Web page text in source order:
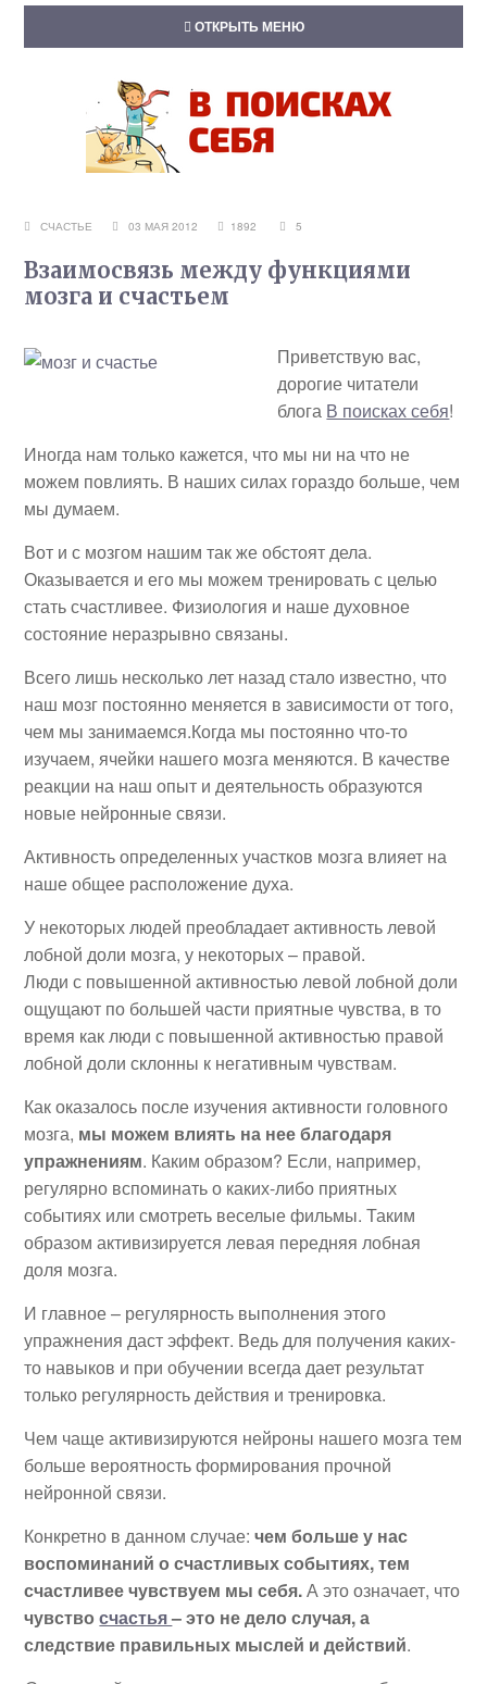
ОТКРЫТЬ МЕНЮ
СЧАСТЬЕ 03 МАЯ 2012 1892 5
Взаимосвязь между функциями
мозга и счастьем
Приветствую вас,
дорогие читатели
блога В поисках себя!
Иногда нам только кажется, что мы ни на что не
можем повлиять. В наших силах гораздо больше, чем
мы думаем.
Вот и с мозгом нашим так же обстоят дела.
Оказывается и его мы можем тренировать с целью
стать счастливее. Физиология и наше духовное
состояние неразрывно связаны.
Всего лишь несколько лет назад стало известно, что
наш мозг постоянно меняется в зависимости от того,
чем мы занимаемся.Когда мы постоянно что-то
изучаем, ячейки нашего мозга меняются. В качестве
реакции на наш опыт и деятельность образуются
новые нейронные связи.
Активность определенных участков мозга влияет на
наше общее расположение духа.
У некоторых людей преобладает активность левой
лобной доли мозга, у некоторых – правой.
Люди с повышенной активностью левой лобной доли
ощущают по большей части приятные чувства, в то
время как люди с повышенной активностью правой
лобной доли склонны к негативным чувствам.
Как оказалось после изучения активности головного
мозга, мы можем влиять на нее благодаря
упражнениям. Каким образом? Если, например,
регулярно вспоминать о каких-либо приятных
событиях или смотреть веселые фильмы. Таким
образом активизируется левая передняя лобная
доля мозга.
И главное – регулярность выполнения этого
упражнения даст эффект. Ведь для получения каких-
то навыков и при обучении всегда дает результат
только регулярность действия и тренировка.
Чем чаще активизируются нейроны нашего мозга тем
больше вероятность формирования прочной
нейронной связи.
Конкретно в данном случае:чем больше у нас
воспоминаний о счастливых событиях, тем
счастливее чувствуем мы себя.А это означает, что
чувствосчастья– это не дело случая, а
следствие правильных мыслей и действий.